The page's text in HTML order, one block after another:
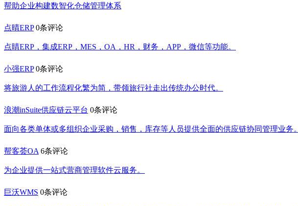
帮助企业构建数智化仓储管理体系
点晴ERP 0条评论
点睛ERP，集成ERP，MES，OA，HR，财务，APP，微信等功能。
小强ERP 0条评论
将旅游人的工作流程化繁为简，带领旅行社走出传统办公时代。
浪潮inSuite供应链云平台 0条评论
面向各类单体或多组织企业采购，销售，库存等人员提供全面的供应链协同管理业务。
帮客荟OA 6条评论
为企业提供一站式营商管理软件云服务。
巨沃WMS 0条评论